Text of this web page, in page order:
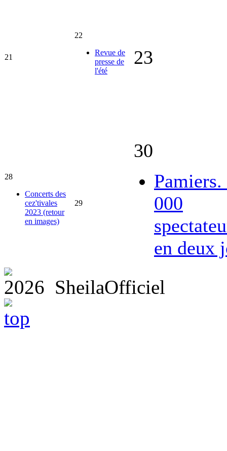
21
22
Revue de
presse de
l'été
23
28
Concerts des
cez'tivales
2023 (retour
en images)
29
30
Pamiers.
000
en deux
2026 SheilaOfficiel